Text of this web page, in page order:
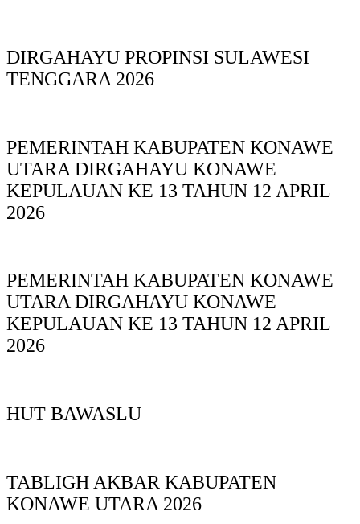
DIRGAHAYU PROPINSI SULAWESI
TENGGARA 2026
PEMERINTAH KABUPATEN KONAWE
UTARA DIRGAHAYU KONAWE
KEPULAUAN KE 13 TAHUN 12 APRIL
2026
PEMERINTAH KABUPATEN KONAWE
UTARA DIRGAHAYU KONAWE
KEPULAUAN KE 13 TAHUN 12 APRIL
2026
HUT BAWASLU
TABLIGH AKBAR KABUPATEN
KONAWE UTARA 2026